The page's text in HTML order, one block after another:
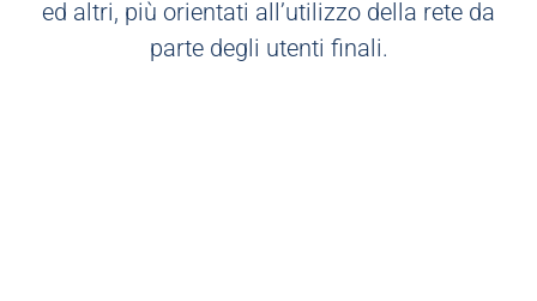
ed altri, più orientati all’utilizzo della rete da
parte degli utenti finali.